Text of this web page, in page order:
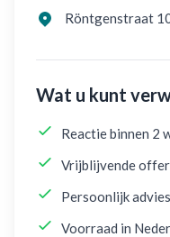
Röntgenstraat
Wat u kunt
Reactie binnen 2
Vrijblijvende
Persoonlijk
Voorraad in